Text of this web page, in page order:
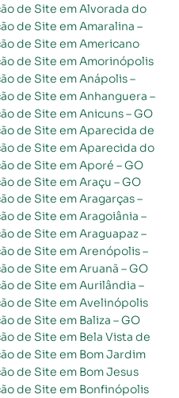
de Site em Anicuns – GO
de Site em Aporé – GO
de Site em Araçu – GO
de Site em Aruanã – GO
de Site em Baliza – GO